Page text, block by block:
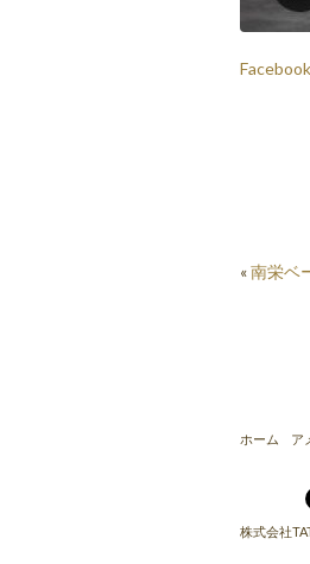
Facebook
«南栄ベ
ホーム ア
株式会社